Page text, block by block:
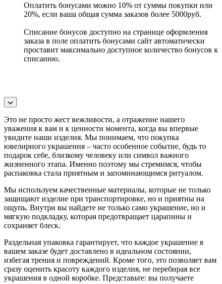
Оплатить бонусами можно 10% от суммы покупки или
20%, если ваша общая сумма заказов более 5000руб.
Списание бонусов доступно на странице оформления
заказа в поле оплатить бонусами сайт автоматически
проставит максимально доступное количество бонусов к
списанию.
Это не просто жест вежливости, а отражение нашего
уважения к вам и к ценности момента, когда вы впервые
увидите наши изделия. Мы понимаем, что покупка
ювелирного украшения – часто особенное событие, будь то
подарок себе, близкому человеку или символ важного
жизненного этапа. Именно поэтому мы стремимся, чтобы
распаковка стала приятным и запоминающимся ритуалом.
Мы используем качественные материалы, которые не только
защищают изделие при транспортировке, но и приятны на
ощупь. Внутри вы найдете не только само украшение, но и
мягкую подкладку, которая предотвращает царапины и
сохраняет блеск.
Раздельная упаковка гарантирует, что каждое украшение в
вашем заказе будет доставлено в идеальном состоянии,
избегая трения и повреждений. Кроме того, это позволяет вам
сразу оценить красоту каждого изделия, не перебирая все
украшения в одной коробке. Представьте: вы получаете